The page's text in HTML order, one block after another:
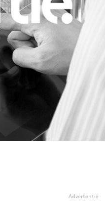
Advertentie